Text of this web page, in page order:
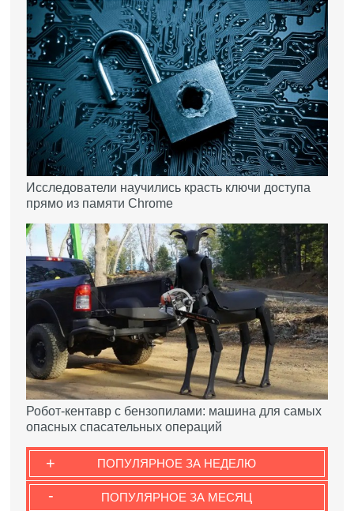
Исследователи научились красть ключи доступа
прямо из памяти Chrome
Робот-кентавр с бензопилами: машина для самых
опасных спасательных операций
ПОПУЛЯРНОЕ ЗА НЕДЕЛЮ
+
ПОПУЛЯРНОЕ ЗА МЕСЯЦ
-